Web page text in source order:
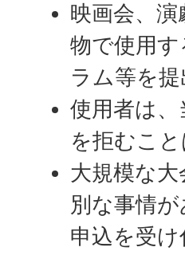
映画会、
物で使用
ラム等を
使用者は
を拒むこと
大規模な
別な事情
申込を受